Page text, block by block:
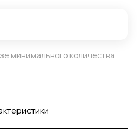
минимального количества